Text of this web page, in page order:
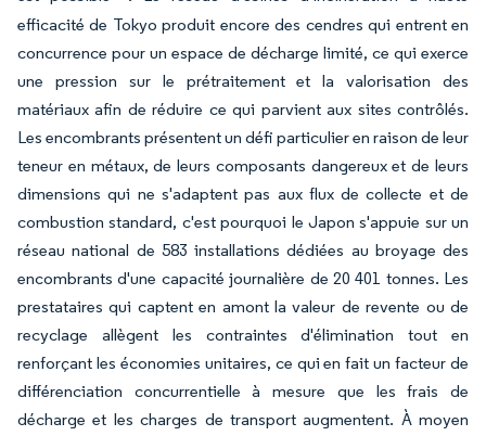
efficacité de Tokyo produit encore des cendres qui entrent en
concurrence pour un espace de décharge limité, ce qui exerce
une pression sur le prétraitement et la valorisation des
matériaux afin de réduire ce qui parvient aux sites contrôlés.
Les encombrants présentent un défi particulier en raison de leur
teneur en métaux, de leurs composants dangereux et de leurs
dimensions qui ne s'adaptent pas aux flux de collecte et de
combustion standard, c'est pourquoi le Japon s'appuie sur un
réseau national de 583 installations dédiées au broyage des
encombrants d'une capacité journalière de 20 401 tonnes. Les
prestataires qui captent en amont la valeur de revente ou de
recyclage allègent les contraintes d'élimination tout en
renforçant les économies unitaires, ce qui en fait un facteur de
différenciation concurrentielle à mesure que les frais de
décharge et les charges de transport augmentent. À moyen